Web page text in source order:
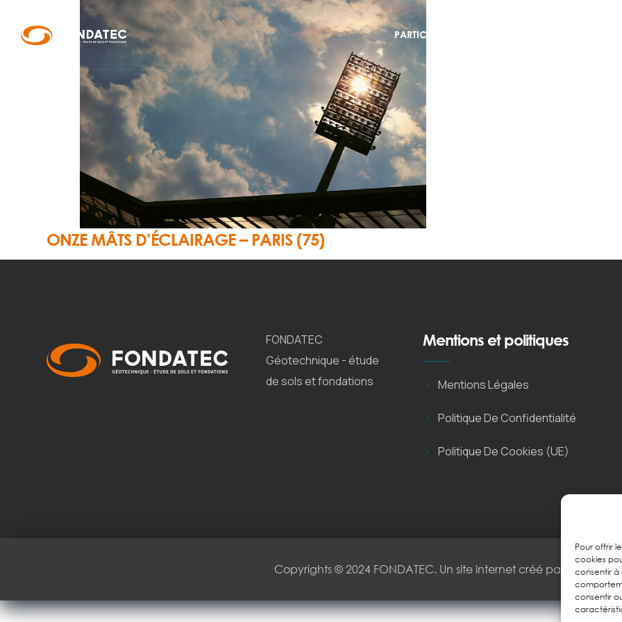
Pour offrir
cookies
consentir à
consentir
PARTICULIERS
ONZE MÂTS D’ÉCLAIRAGE – PARIS (75)
FONDATEC
Géotechnique - étude
de sols et fondations
Mentions et politiques
Mentions Légales
Politique De Confidentialité
Politique De Cookies (UE)
Copyrights © 2024 FONDATEC. Un site internet créé par